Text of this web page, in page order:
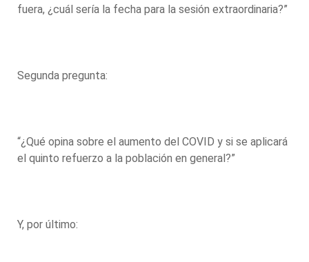
fuera, ¿cuál sería la fecha para la sesión extraordinaria?”
Segunda pregunta:
“¿Qué opina sobre el aumento del COVID y si se aplicará
el quinto refuerzo a la población en general?”
Y, por último: